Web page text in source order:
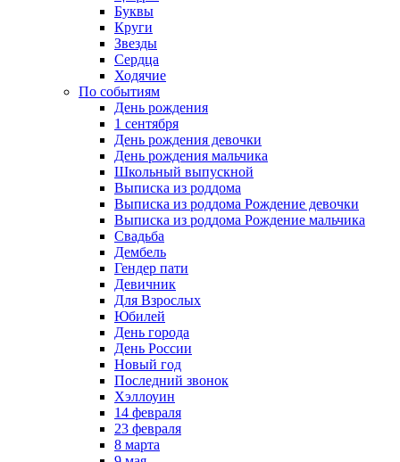
Буквы
Круги
Звезды
Сердца
Ходячие
По событиям
День рождения
1 сентября
День рождения девочки
День рождения мальчика
Школьный выпускной
Выписка из роддома
Выписка из роддома Рождение девочки
Выписка из роддома Рождение мальчика
Свадьба
Дембель
Гендер пати
Девичник
Для Взрослых
Юбилей
День города
День России
Новый год
Последний звонок
Хэллоуин
14 февраля
23 февраля
8 марта